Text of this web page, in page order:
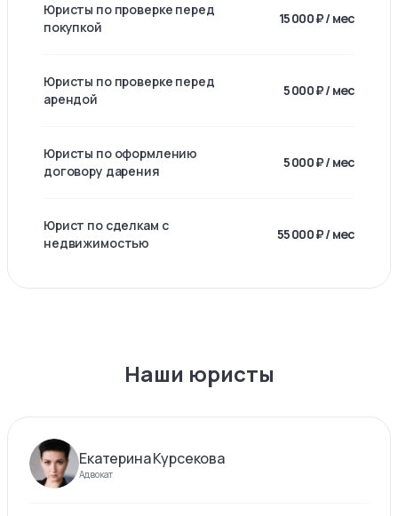
Юристы по проверке перед
покупкой
15 000 ₽ / мес
Юристы по проверке перед
арендой
5 000 ₽ / мес
Юристы по оформлению
договору дарения
5 000 ₽ / мес
Юрист по сделкам с
недвижимостью
55 000 ₽ / мес
Наши юристы
Екатерина Курсекова
Адвокат